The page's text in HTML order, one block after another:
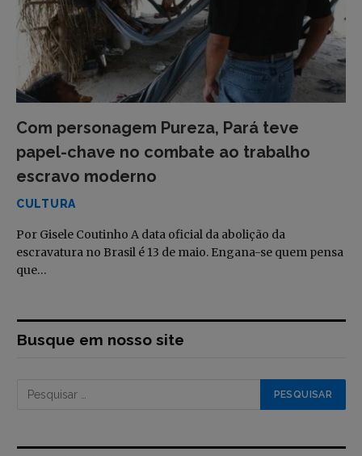
Com personagem Pureza, Pará teve
papel-chave no combate ao trabalho
escravo moderno
CULTURA
Por Gisele Coutinho A data oficial da abolição da
escravatura no Brasil é 13 de maio. Engana-se quem pensa
que…
Busque em nosso site